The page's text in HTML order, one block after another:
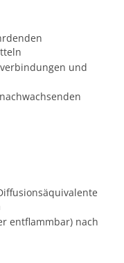
und
entflammbar) nach